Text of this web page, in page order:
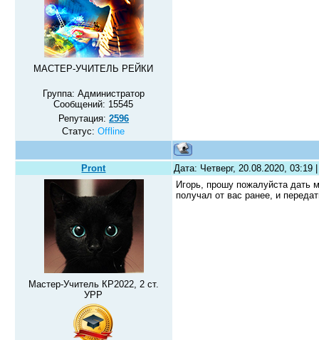
МАСТЕР-УЧИТЕЛЬ РЕЙКИ
Группа: Администратор
Сообщений: 15545
Репутация: 2596
Статус:Offline
Pront Дата: Четверг, 20.08.2020,
Мастер-Учитель КР2022, 2 ст.
УРР
Игорь, прошу пожалуйста дать
получал от вас ранее, и